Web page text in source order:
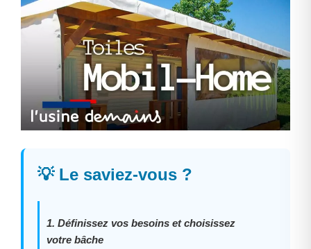
💡 Le saviez-vous ?
1. Définissez vos besoins et choisissez
votre bâche